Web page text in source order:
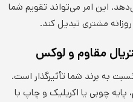
این امر می‌تواند تقویم شما
روزانه مشتری تبدیل کند.
به برند شما تأثیرگذار است.
چوبی یا اکریلیک و چاپ با